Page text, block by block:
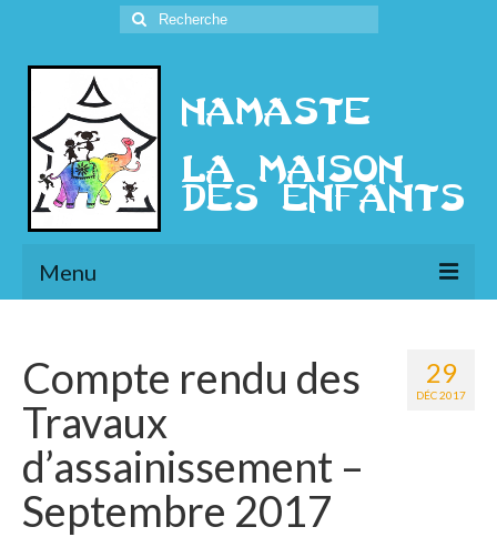
Rechercher
:
Menu
Présentation
l’Ethique
Historique
Le Népal
29
DÉC 2017
Compte rendu des
Travaux
d’assainissement –
Septembre 2017